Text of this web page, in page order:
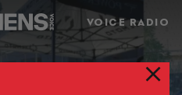
VOICE RADIO